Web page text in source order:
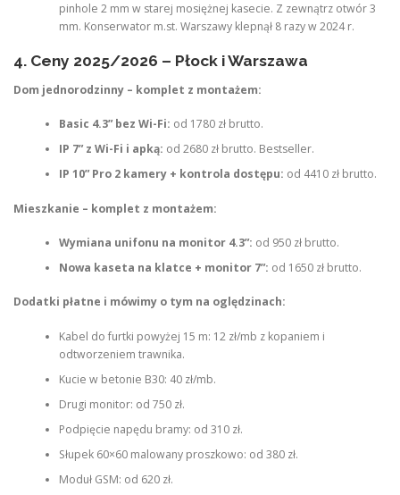
pinhole 2 mm w starej mosiężnej kasecie. Z zewnątrz otwór 3
mm. Konserwator m.st. Warszawy klepnął 8 razy w 2024 r.
4. Ceny 2025/2026 – Płock i Warszawa
Dom jednorodzinny – komplet z montażem:
Basic 4.3” bez Wi-Fi: od 1780 zł brutto.
IP 7” z Wi-Fi i apką: od 2680 zł brutto. Bestseller.
IP 10” Pro 2 kamery + kontrola dostępu: od 4410 zł brutto.
Mieszkanie – komplet z montażem:
Wymiana unifonu na monitor 4.3”: od 950 zł brutto.
Nowa kaseta na klatce + monitor 7”: od 1650 zł brutto.
Dodatki płatne i mówimy o tym na oględzinach:
Kabel do furtki powyżej 15 m: 12 zł/mb z kopaniem i
odtworzeniem trawnika.
Kucie w betonie B30: 40 zł/mb.
Drugi monitor: od 750 zł.
Podpięcie napędu bramy: od 310 zł.
Słupek 60×60 malowany proszkowo: od 380 zł.
Moduł GSM: od 620 zł.